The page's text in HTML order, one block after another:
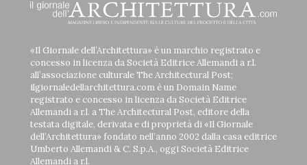
«Il Giornale dell’Architettura» è un marchio registrato e
concesso in licenza da Società Editrice Allemandi a r.l.
all’associazione culturale The Architectural Post;
ilgiornaledellarchitettura.com è un Domain Name
registrato e concesso in licenza da Società Editrice
Allemandi a r.l. a The Architectural Post, editore della
testata digitale, derivata e di proprietà di «Il Giornale
dell’Architettura» fondato nell’anno 2002 dalla casa editrice
Umberto Allemandi & C. S.p.A., oggi Società Editrice
Allemandi a r.l.